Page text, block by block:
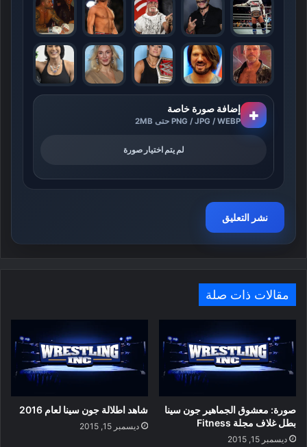
+ إضافة صورة خاصة
PNG / JPG / WEBP حتى 2MB
لم يتم اختيار صورة
مقالات ذات صلة
صورة: معشوق الجماهير جون سينا
بطل غلاف مجلة Fitness
ديسمبر 15, 2015
شاهد اطلالة جون سينا لعام 2016
ديسمبر 15, 2015